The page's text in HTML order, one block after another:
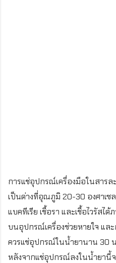
การแช่อุปกรณ์เครื่องมือในสาร
เป็นด่างที่อุณภูมิ 20-30 องศาเซ
แบคทีเรีย เชื้อรา และเชื้อไวรัสไ
บนอุปกรณ์เครื่องช่วยหายใจ แล
ควรแช่อุปกรณ์ในน้ำยานาน 30
หลังจากแช่อุปกรณ์ลงในน้ำยานี้